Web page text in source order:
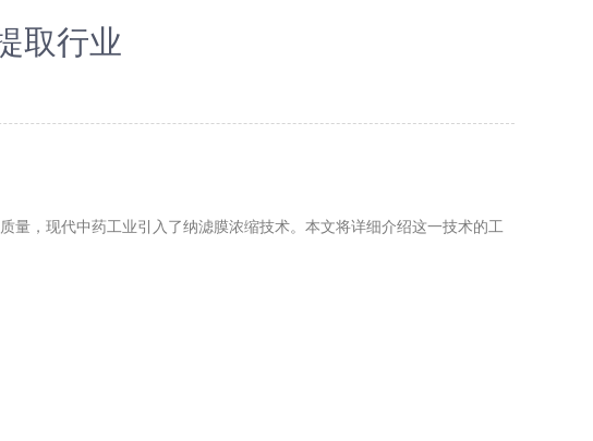
取行业
，现代中药工业引入了纳滤膜浓缩技术。本文将详细介绍这一技术的工